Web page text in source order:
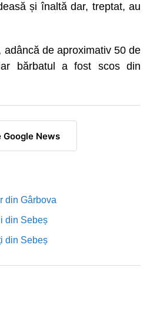
și înaltă dar, treptat, au
de aproximativ 50 de
bărbatul a fost scos din
News
din Gârbova
din Sebeș
din Sebeș